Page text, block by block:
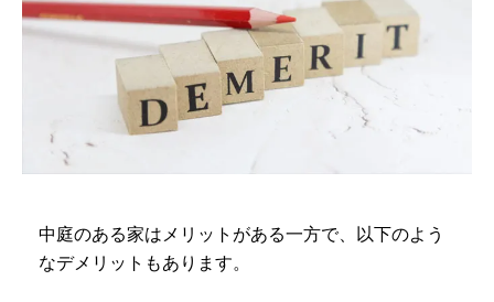
中庭のある家はメリットがある一方で、以下のよう
なデメリットもあります。